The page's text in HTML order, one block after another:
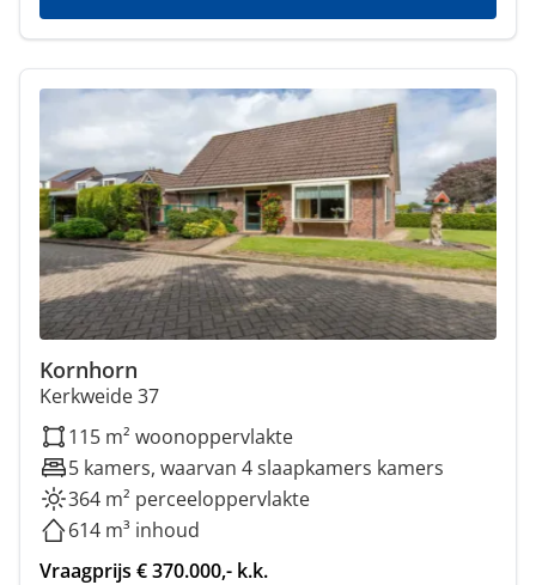
Kornhorn
Kerkweide 37
115 m² woonoppervlakte
5 kamers, waarvan 4 slaapkamers kamers
364 m² perceeloppervlakte
614 m³ inhoud
Vraagprijs € 370.000,- k.k.